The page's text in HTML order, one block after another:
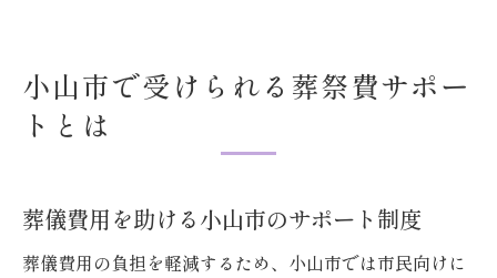
小山市で受けられる葬祭費サポー
トとは
葬儀費用を助ける小山市のサポート制度
葬儀費用の負担を軽減するため、小山市では市民向けに